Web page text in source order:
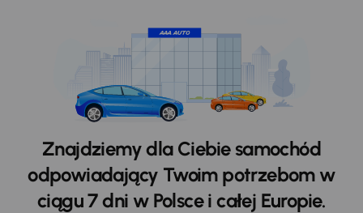
Znajdziemy dla Ciebie samochód
odpowiadający Twoim potrzebom w
ciągu 7 dni w Polsce i całej Europie.